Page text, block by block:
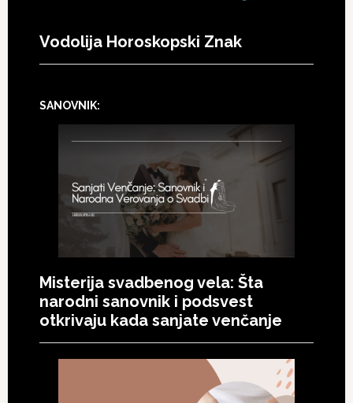
Vodolija Horoskopski Znak
SANOVNIK:
Misterija svadbenog vela: Šta
narodni sanovnik i podsvest
otkrivaju kada sanjate venčanje